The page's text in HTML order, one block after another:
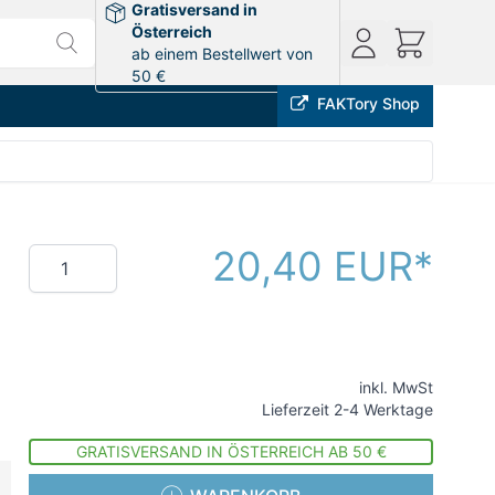
Gratisversand in
Österreich
ab einem Bestellwert von
50 €
FAKTory Shop
Menge 20,40 EUR
inkl. MwSt
Lieferzeit 2-4 Werktage
GRATISVERSAND IN ÖSTERREICH AB 50 €